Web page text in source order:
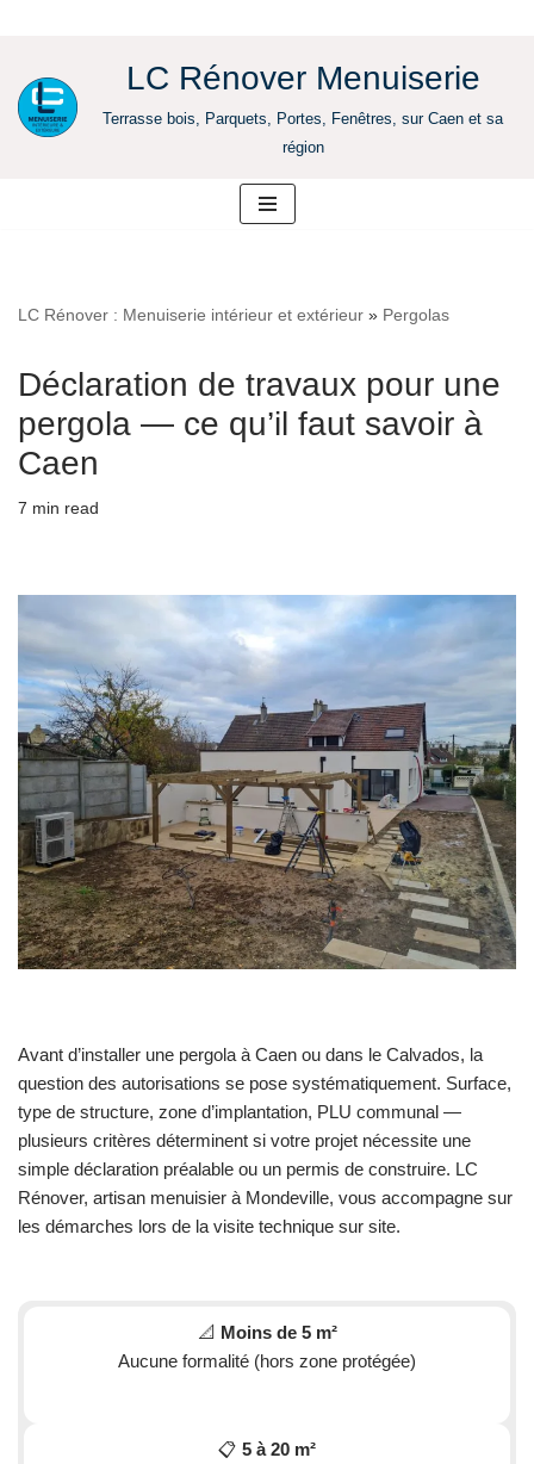
Aller
au
LC Rénover Menuiserie
Terrasse bois, Parquets, Portes, Fenêtres, sur Caen et sa
région
LC Rénover : Menuiserie intérieur et extérieur » Pergolas
Déclaration de travaux pour une
pergola — ce qu’il faut savoir à
Caen
7 min read
Avant d’installer une pergola à Caen ou dans le Calvados, la
question des autorisations se pose systématiquement. Surface,
type de structure, zone d’implantation, PLU communal —
plusieurs critères déterminent si votre projet nécessite une
simple déclaration préalable ou un permis de construire. LC
Rénover, artisan menuisier à Mondeville, vous accompagne sur
les démarches lors de la visite technique sur site.
📐 Moins de 5 m²
Aucune formalité (hors zone protégée)
📋 5 à 20 m²